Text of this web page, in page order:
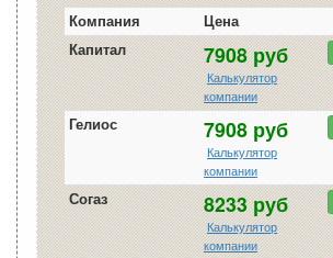
Компания
Цена
Капитал
7908 руб
Калькулятор
компании
Гелиос 7908 руб
Калькулятор
компании
Согаз 8233 руб
Калькулятор
компании